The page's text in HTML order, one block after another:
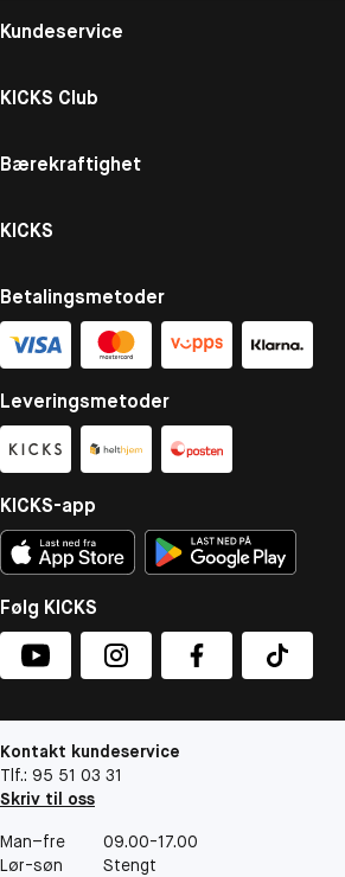
Kundeservice
KICKS Club
Bærekraftighet
KICKS
Betalingsmetoder
Leveringsmetoder
KICKS-app
Følg KICKS
Kontakt kundeservice
Tlf.: 95 51 03 31
Skriv til oss
Man–fre
09.00-17.00
Lør-søn
Stengt